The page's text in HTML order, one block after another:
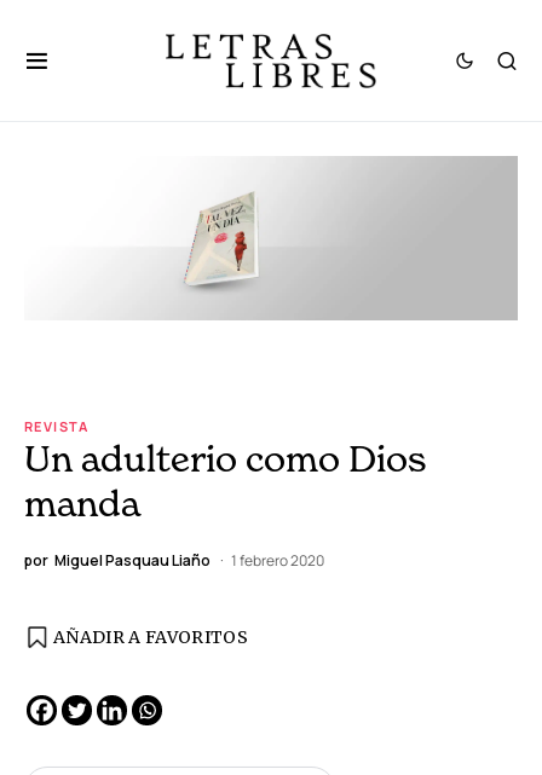
REVISTA
Un adulterio como Dios
manda
por Miguel Pasquau Liaño 1 febrero 2020
AÑADIR A FAVORITOS